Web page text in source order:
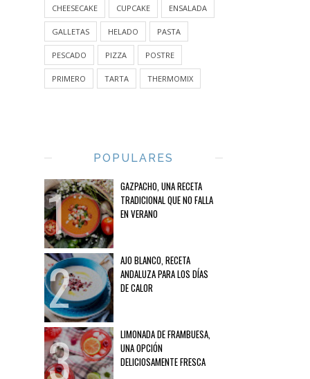
CHEESECAKE CUPCAKE ENSALADA
GALLETAS HELADO PASTA
PESCADO PIZZA POSTRE
PRIMERO TARTA THERMOMIX
POPULARES
GAZPACHO, UNA RECETA
TRADICIONAL QUE NO FALLA
EN VERANO
AJO BLANCO, RECETA
ANDALUZA PARA LOS DÍAS
DE CALOR
LIMONADA DE FRAMBUESA,
UNA OPCIÓN
DELICIOSAMENTE FRESCA